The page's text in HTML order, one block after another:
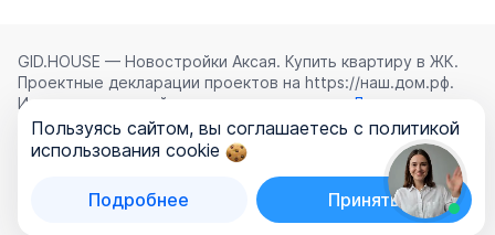
GID.HOUSE — Новостройки Аксая. Купить квартиру в ЖК.
Проектные декларации проектов на https://наш.дом.рф.
Использование сайта означает согласие с
Лицензионным
соглашением ,Политикой конфиденциальностии
Политикой обработки персональных данных
ООО «ГИД.ХАУЗ»
Пользуясь сайтом, вы соглашаетесь с политикой
использования cookie
Подробнее Принять